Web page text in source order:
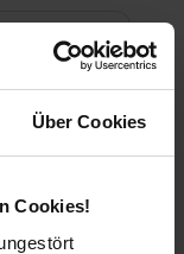
Über Cookies
Cookies!